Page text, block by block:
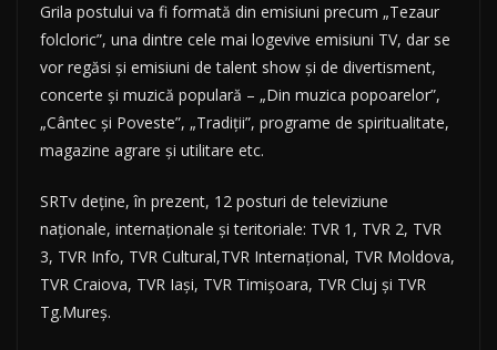
Grila postului va fi formată din emisiuni precum „Tezaur
folcloric”, una dintre cele mai logevive emisiuni TV, dar se
vor regăsi şi emisiuni de talent show şi de divertisment,
concerte şi muzică populară – „Din muzica popoarelor”,
„Cântec şi Poveste”, „Tradiţii”, programe de spiritualitate,
magazine agrare şi utilitare etc.
SRTv deţine, în prezent, 12 posturi de televiziune
naţionale, internaţionale şi teritoriale: TVR 1, TVR 2, TVR
3, TVR Info, TVR Cultural,TVR Internaţional, TVR Moldova,
TVR Craiova, TVR Iaşi, TVR Timişoara, TVR Cluj şi TVR
Tg.Mureş.